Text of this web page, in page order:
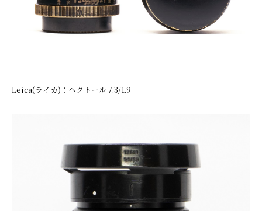
Leica(ライカ)：ヘクトール 7.3/1.9